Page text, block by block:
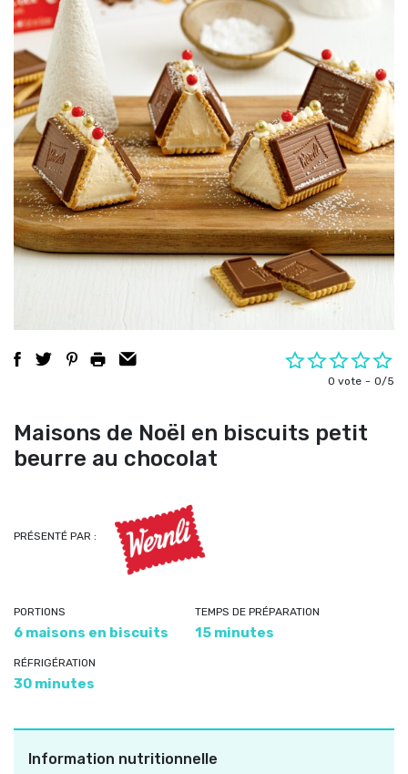
0 vote 0/5
Maisons de Noël en biscuits petit
beurre au chocolat
PRÉSENTÉ PAR :
PORTIONS
6 maisons en biscuits
TEMPS DE PRÉPARATION
15 minutes
RÉFRIGÉRATION
30 minutes
Information nutritionnelle